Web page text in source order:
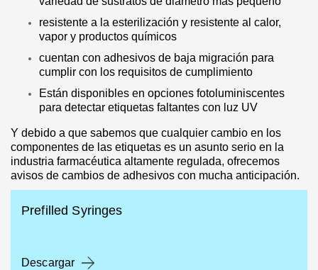
resistente a la esterilización y resistente al calor,
vapor y productos químicos
cuentan con adhesivos de baja migración para
cumplir con los requisitos de cumplimiento
Están disponibles en opciones fotoluminiscentes
para detectar etiquetas faltantes con luz UV
Y debido a que sabemos que cualquier cambio en los
componentes de las etiquetas es un asunto serio en la
industria farmacéutica altamente regulada, ofrecemos
avisos de cambios de adhesivos con mucha anticipación.
Prefilled Syringes
Descargar